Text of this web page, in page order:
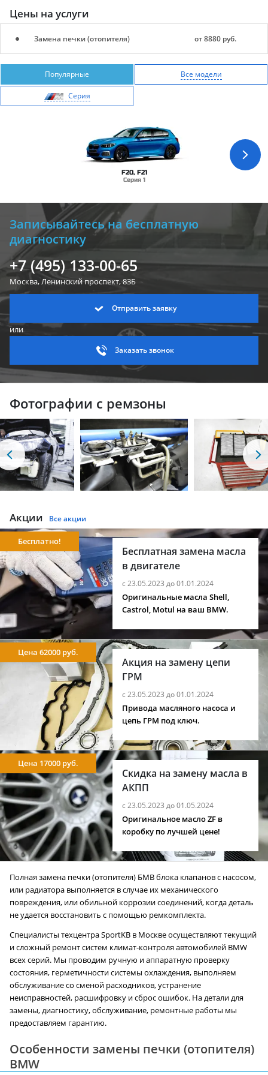
Цены на услуги
Замена печки (отопителя) от 8880 руб.
Популярные Все модели
Cерия
F20, F21
Серия 1
Записывайтесь на бесплатную
диагностику
+7 (495) 133-00-65
Москва, Ленинскийпроспект, 83Б
Отправить заявку
или
Заказать звонок
Фотографии с ремзоны
Акции Все акции
Бесплатная замена масла
в двигателе
с 23.05.2023 до 01.01.2024
Бесплатно!
Оригинальные масла Shell,
Castrol, Motul на ваш BMW.
Акция на замену цепи
ГРМ
с 23.05.2023 до 01.01.2024
Цена 62000 руб.
Привода масляного насоса и
цепь ГРМ под ключ.
Скидка на замену масла в
АКПП
с 23.05.2023 до 01.05.2024
Цена 17000 руб.
Оригинальное масло ZF в
коробку по лучшей цене!
Полная замена печки (отопителя) БМВ блока клапанов с насосом,
или радиатора выполняется в случае их механического
повреждения, или обильной коррозии соединений, когда деталь
не удается восстановить с помощью ремкомплекта.
Специалисты техцентра SportKB в Москве осуществляют текущий
и сложный ремонт систем климат-контроля автомобилей BMW
всех серий. Мы проводим ручную и аппаратную проверку
состояния, герметичности системы охлаждения, выполняем
обслуживание со сменой расходников, устранение
неисправностей, расшифровку и сброс ошибок. На детали для
замены, диагностику, обслуживание, ремонтные работы мы
предоставляем гарантию.
Особенности замены печки (отопителя)
BMW